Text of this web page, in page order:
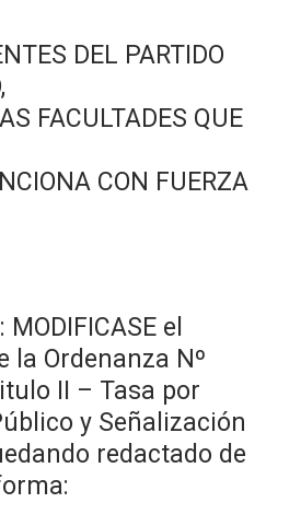
DEL PARTIDO
FACULTADES QUE
CON FUERZA
MODIFICASE el
la Ordenanza Nº
II – Tasa por
y Señalización
redactado de